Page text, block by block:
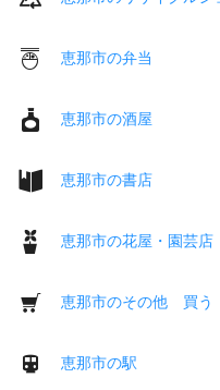
恵那市の弁当
恵那市の酒屋
恵那市の書店
恵那市の花屋・園芸店
恵那市のその他 買う
恵那市の駅